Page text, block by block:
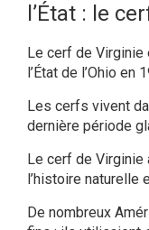
l’État : le
Le cerf de
l’État de l’Ohio en
Les cerfs vivent
dernière période
Le cerf de Virginie
l’histoire naturelle
De nombreux